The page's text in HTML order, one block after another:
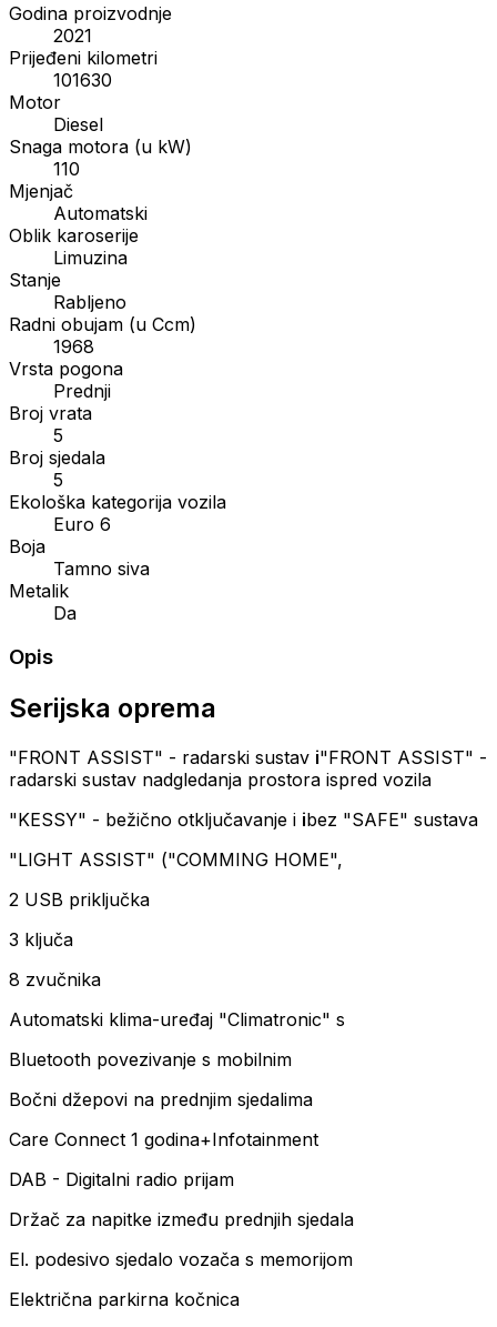
Godina proizvodnje
2021
Prijeđeni kilometri
101630
Motor
Diesel
Snaga motora (u kW)
110
Mjenjač
Automatski
Oblik karoserije
Limuzina
Stanje
Rabljeno
Radni obujam (u Ccm)
1968
Vrsta pogona
Prednji
Broj vrata
5
Broj sjedala
5
Ekološka kategorija vozila
Euro 6
Boja
Tamno siva
Metalik
Da
Opis
Serijska oprema
"FRONT ASSIST" - radarski sustav i"FRONT ASSIST" -
radarski sustav nadgledanja prostora ispred vozila
"KESSY" - bežično otključavanje i ibez "SAFE" sustava
"LIGHT ASSIST" ("COMMING HOME",
2 USB priključka
3 ključa
8 zvučnika
Automatski klima-uređaj "Climatronic" s
Bluetooth povezivanje s mobilnim
Bočni džepovi na prednjim sjedalima
Care Connect 1 godina+Infotainment
DAB - Digitalni radio prijam
Držač za napitke između prednjih sjedala
El. podesivo sjedalo vozača s memorijom
Električna parkirna kočnica